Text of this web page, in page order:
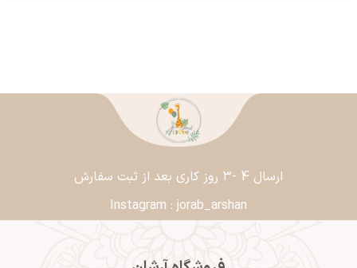
ارسال 4 -3 روز کاری بعد از ثبت سفارش
Instagram : jorab_arshan​